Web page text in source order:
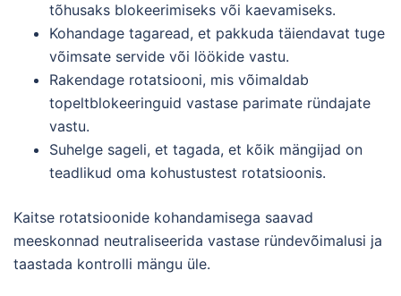
tõhusaks blokeerimiseks või kaevamiseks.
Kohandage tagaread, et pakkuda täiendavat tuge
võimsate servide või löökide vastu.
Rakendage rotatsiooni, mis võimaldab
topeltblokeeringuid vastase parimate ründajate
vastu.
Suhelge sageli, et tagada, et kõik mängijad on
teadlikud oma kohustustest rotatsioonis.
Kaitse rotatsioonide kohandamisega saavad
meeskonnad neutraliseerida vastase ründevõimalusi ja
taastada kontrolli mängu üle.